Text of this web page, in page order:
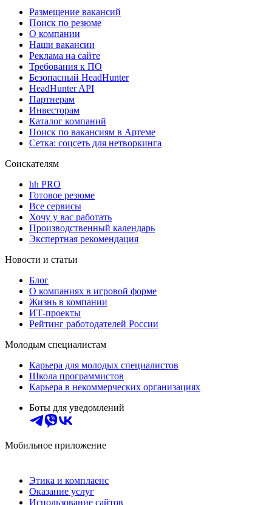
Размещение вакансий
Поиск по резюме
О компании
Наши вакансии
Реклама на сайте
Требования к ПО
Безопасный HeadHunter
HeadHunter API
Партнерам
Инвесторам
Каталог компаний
Поиск по вакансиям в Артеме
Сетка: соцсеть для нетворкинга
Соискателям
hh PRO
Готовое резюме
Все сервисы
Хочу у вас работать
Производственный календарь
Экспертная рекомендация
Новости и статьи
Блог
О компаниях в игровой форме
Жизнь в компании
ИТ-проекты
Рейтинг работодателей России
Молодым специалистам
Карьера для молодых специалистов
Школа программистов
Карьера в некоммерческих организациях
Боты для уведомлений
Мобильное приложение
Этика и комплаенс
Оказание услуг
Использование сайтов